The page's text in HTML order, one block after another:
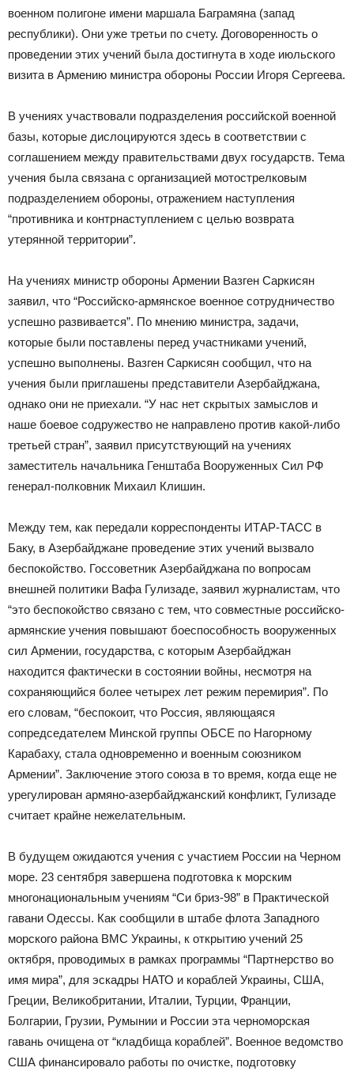
военном полигоне имени маршала Баграмяна (запад
республики). Они уже третьи по счету. Договоренность о
проведении этих учений была достигнута в ходе июльского
визита в Армению министра обороны России Игоря Сергеева.
В учениях участвовали подразделения российской военной
базы, которые дислоцируются здесь в соответствии с
соглашением между правительствами двух государств. Тема
учения была связана с организацией мотострелковым
подразделением обороны, отражением наступления
“противника и контрнаступлением с целью возврата
утерянной территории”.
На учениях министр обороны Армении Вазген Саркисян
заявил, что “Российско-армянское военное сотрудничество
успешно развивается”. По мнению министра, задачи,
которые были поставлены перед участниками учений,
успешно выполнены. Вазген Саркисян сообщил, что на
учения были приглашены представители Азербайджана,
однако они не приехали. “У нас нет скрытых замыслов и
наше боевое содружество не направлено против какой-либо
третьей стран”, заявил присутствующий на учениях
заместитель начальника Генштаба Вооруженных Сил РФ
генерал-полковник Михаил Клишин.
Между тем, как передали корреспонденты ИТАР-ТАСС в
Баку, в Азербайджане проведение этих учений вызвало
беспокойство. Госсоветник Азербайджана по вопросам
внешней политики Вафа Гулизаде, заявил журналистам, что
“это беспокойство связано с тем, что совместные российско-
армянские учения повышают боеспособность вооруженных
сил Армении, государства, с которым Азербайджан
находится фактически в состоянии войны, несмотря на
сохраняющийся более четырех лет режим перемирия”. По
его словам, “беспокоит, что Россия, являющаяся
сопредседателем Минской группы ОБСЕ по Нагорному
Карабаху, стала одновременно и военным союзником
Армении”. Заключение этого союза в то время, когда еще не
урегулирован армяно-азербайджанский конфликт, Гулизаде
считает крайне нежелательным.
В будущем ожидаются учения с участием России на Черном
море. 23 сентября завершена подготовка к морским
многонациональным учениям “Си бриз-98” в Практической
гавани Одессы. Как сообщили в штабе флота Западного
морского района ВМС Украины, к открытию учений 25
октября, проводимых в рамках программы “Партнерство во
имя мира”, для эскадры НАТО и кораблей Украины, США,
Греции, Великобритании, Италии, Турции, Франции,
Болгарии, Грузии, Румынии и России эта черноморская
гавань очищена от “кладбища кораблей”. Военное ведомство
США финансировало работы по очистке, подготовку